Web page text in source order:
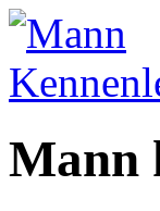
Mann